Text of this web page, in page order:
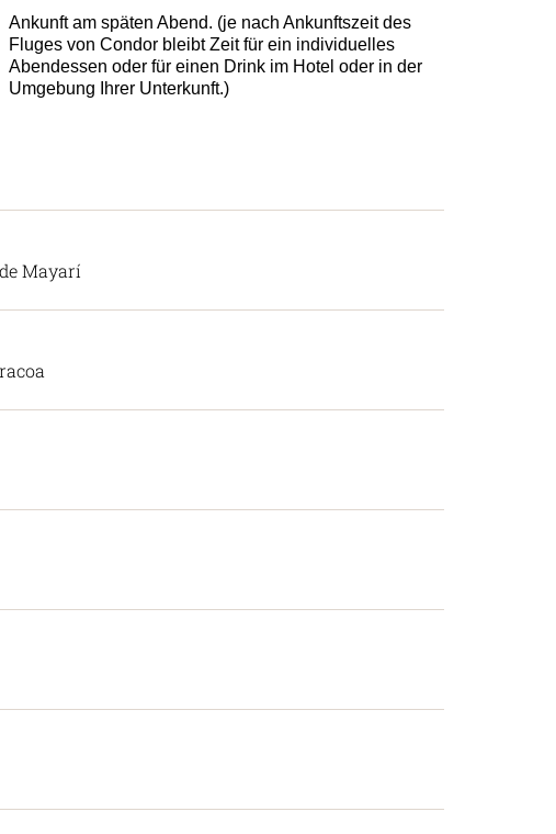
Ankunft am späten Abend. (je nach Ankunftszeit des
Fluges von Condor bleibt Zeit für ein individuelles
Abendessen oder für einen Drink im Hotel oder in der
Umgebung Ihrer Unterkunft.)
Mayarí